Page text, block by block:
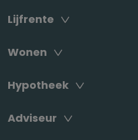
Lijfrente
Wonen
Hypotheek
Adviseur